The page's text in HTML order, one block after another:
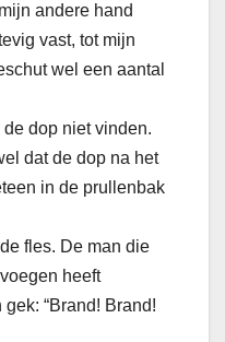
andere hand
vast, tot mijn
wel een aantal
de dop niet vinden.
dat de dop na het
in de prullenbak
fles. De man die
heeft
“Brand! Brand!